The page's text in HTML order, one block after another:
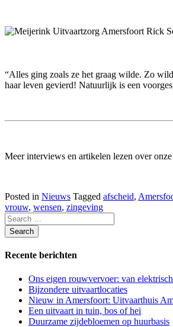
“Alles ging zoals ze het graag wilde. Zo
haar leven gevierd! Natuurlijk is een
Meer interviews en artikelen lezen over
Posted in Nieuws Tagged afscheid,
vrouw, wensen, zingeving
Recente berichten
Ons eigen rouwvervoer: van
Bijzondere uitvaartlocaties
Nieuw in Amersfoort: Uitvaarthuis
Een uitvaart in tuin, bos of hei
Duurzame zijdebloemen op huurbasis